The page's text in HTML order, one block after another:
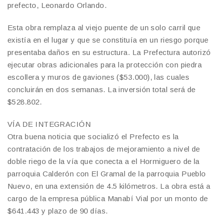
prefecto, Leonardo Orlando.
Esta obra remplaza al viejo puente de un solo carril que
existía en el lugar y que se constituía en un riesgo porque
presentaba daños en su estructura. La Prefectura autorizó
ejecutar obras adicionales para la protección con piedra
escollera y muros de gaviones ($53.000), las cuales
concluirán en dos semanas. La inversión total será de
$528.802.
VÍA DE INTEGRACIÓN
Otra buena noticia que socializó el Prefecto es la
contratación de los trabajos de mejoramiento a nivel de
doble riego de la vía que conecta a el Hormiguero de la
parroquia Calderón con El Gramal de la parroquia Pueblo
Nuevo, en una extensión de 4.5 kilómetros. La obra está a
cargo de la empresa pública Manabí Vial por un monto de
$641.443 y plazo de 90 días.